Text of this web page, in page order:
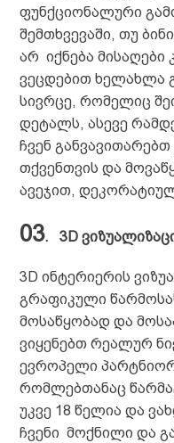
ფუნქციონალური
შემთხვევაში, თუ
არ იქნება მისაღები
ვეცდებით ხელახლა
სივრცე, რომელიც
დეტალს, ასევე
ჩვენ
თქვენთვის და
ავეჯით,
03.3D
3D ინტერიერის
გრაფიკული
მოსაწყობად და
ვიყენებთ რეალურ
ევროპელი
რომლებთანაც
უკვე 18 წელია და
ჩვენი მოქნილი და